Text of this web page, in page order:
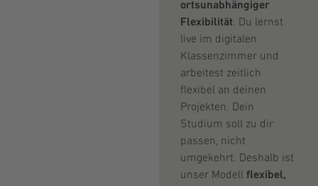
ortsunabhängiger
Flexibilität. Du lernst
live im digitalen
Klassenzimmer und
arbeitest zeitlich
flexibel an deinen
Projekten. Dein
Studium soll zu dir
passen, nicht
umgekehrt. Deshalb ist
unser Modell flexibel,